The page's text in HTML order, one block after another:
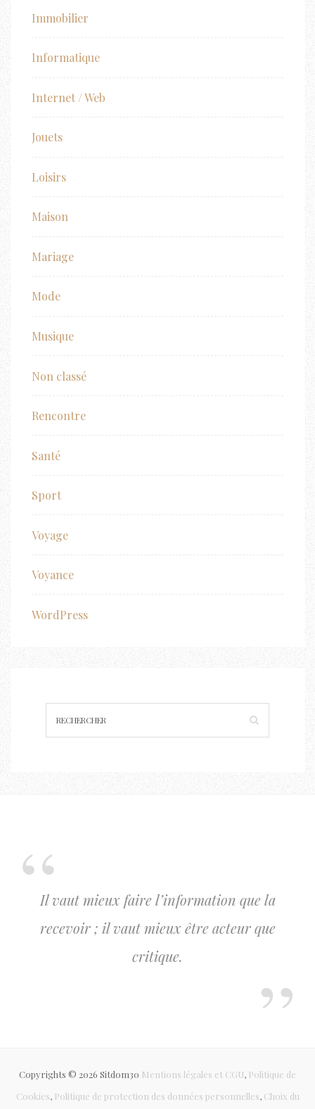
Immobilier
Informatique
Internet / Web
Jouets
Loisirs
Maison
Mariage
Mode
Musique
Non classé
Rencontre
Santé
Sport
Voyage
Voyance
WordPress
Il vaut mieux faire l’information que la
recevoir ; il vaut mieux être acteur que
critique.
Copyrights © 2026 Sitdom30 Mentions légales et CGU, Politique de
Cookies, Politique de protection des données personnelles, Choix du